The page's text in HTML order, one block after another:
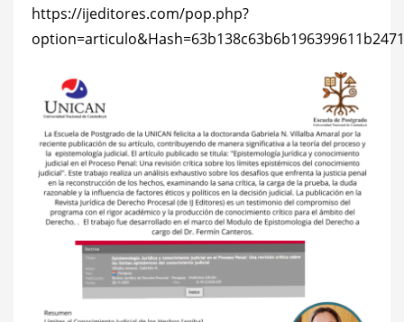
https://ijeditores.com/pop.php?